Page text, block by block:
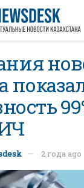
2 года ago